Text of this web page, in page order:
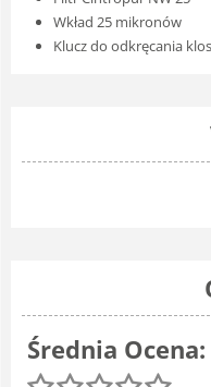
Wkład 25 mikronów
Klucz do odkręcania
Średnia Ocena: